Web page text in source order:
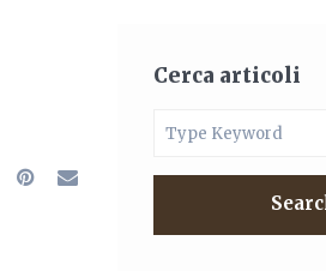
Cerca articoli